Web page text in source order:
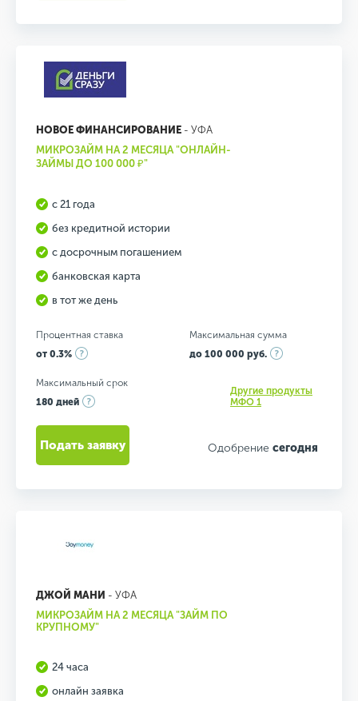
НОВОЕ ФИНАНСИРОВАНИЕ - УФА
МИКРОЗАЙМ НА 2 МЕСЯЦА "ОНЛАЙН-
ЗАЙМЫ ДО 100 000 ₽"
с 21 года
без кредитной истории
с досрочным погашением
банковская карта
в тот же день
Процентная ставка
от 0.3%
Максимальная сумма
до 100 000 руб.
Максимальный срок
180 дней
Другие продукты
МФО 1
Одобрение сегодня
Подать заявку
ДЖОЙ МАНИ - УФА
МИКРОЗАЙМ НА 2 МЕСЯЦА "ЗАЙМ ПО
КРУПНОМУ"
24 часа
онлайн заявка